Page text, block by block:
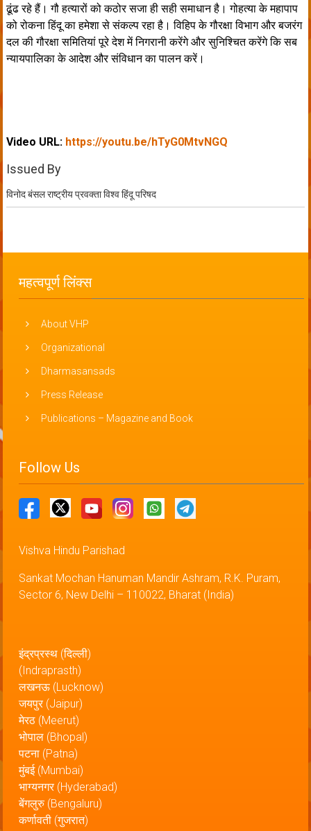
ढूंढ रहे हैं। गौ हत्यारों को कठोर सजा ही सही समाधान है। गोहत्या के महापाप
को रोकना हिंदू का हमेशा से संकल्प रहा है। विहिप के गौरक्षा विभाग और बजरंग
दल की गौरक्षा समितियां पूरे देश में निगरानी करेंगे और सुनिश्चित करेंगे कि सब
न्यायपालिका के आदेश और संविधान का पालन करें।
Video URL: https://youtu.be/hTyG0MtvNGQ
Issued By
विनोद बंसल राष्ट्रीय प्रवक्ता विश्व हिंदू परिषद
महत्वपूर्ण लिंक्स
About VHP
Organizational
Dharmasansads
Press Release
Publications – Magazine and Book
Follow Us
Vishva Hindu Parishad
Sankat Mochan Hanuman Mandir Ashram, R.K. Puram,
Sector 6, New Delhi – 110022, Bharat (India)
इंद्रप्रस्थ (दिल्ली)
(Indraprasth)
लखनऊ (Lucknow)
जयपुर (Jaipur)
मेरठ (Meerut)
भोपाल (Bhopal)
पटना (Patna)
मुंबई (Mumbai)
भाग्यनगर (Hyderabad)
बेंगलुरु (Bengaluru)
कर्णावती (गुजरात)